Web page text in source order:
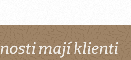
mají klienti